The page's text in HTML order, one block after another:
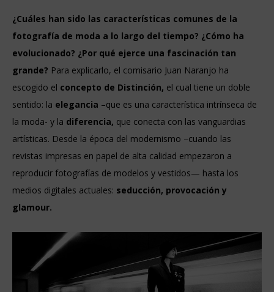
¿Cuáles han sido las características comunes de la
fotografía de moda a lo largo del tiempo? ¿Cómo ha
evolucionado? ¿Por qué ejerce una fascinación tan
grande? Para explicarlo, el comisario Juan Naranjo ha
escogido el concepto de Distinción, el cual tiene un doble
sentido: la elegancia –que es una característica intrínseca de
la moda- y la diferencia, que conecta con las vanguardias
artísticas. Desde la época del modernismo –cuando las
revistas impresas en papel de alta calidad empezaron a
reproducir fotografías de modelos y vestidos— hasta los
medios digitales actuales: seducción, provocación y
glamour.